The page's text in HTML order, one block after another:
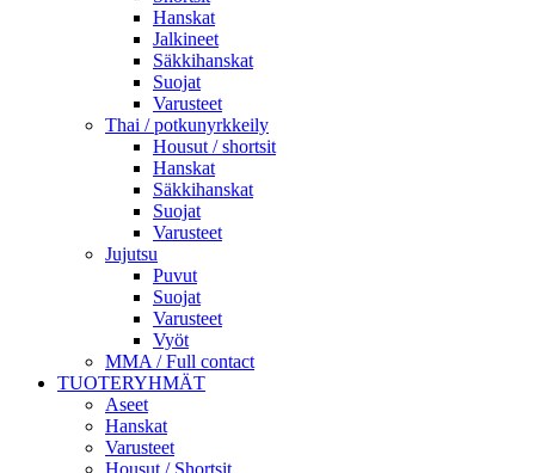
Hanskat
Jalkineet
Säkkihanskat
Suojat
Varusteet
Thai / potkunyrkkeily
Housut / shortsit
Hanskat
Säkkihanskat
Suojat
Varusteet
Jujutsu
Puvut
Suojat
Varusteet
Vyöt
MMA / Full contact
TUOTERYHMÄT
Aseet
Hanskat
Varusteet
Housut / Shortsit